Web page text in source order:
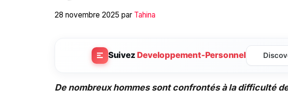
28 novembre 2025 par Tahina
Suivez Developpement-Personnel
De nombreux hommes sont confrontés à la difficulté